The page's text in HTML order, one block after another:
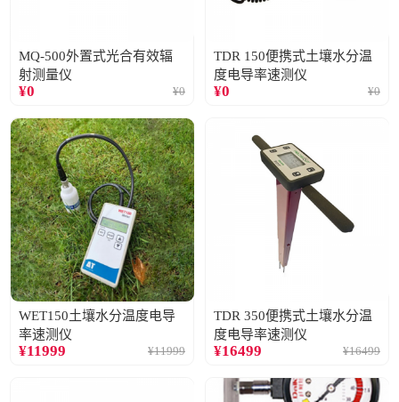
MQ-500外置式光合有效辐
射测量仪
¥0 ¥0
TDR 150便携式土壤水分温
度电导率速测仪
¥0 ¥0
WET150土壤水分温度电导
率速测仪
¥11999 ¥11999
TDR 350便携式土壤水分温
度电导率速测仪
¥16499 ¥16499